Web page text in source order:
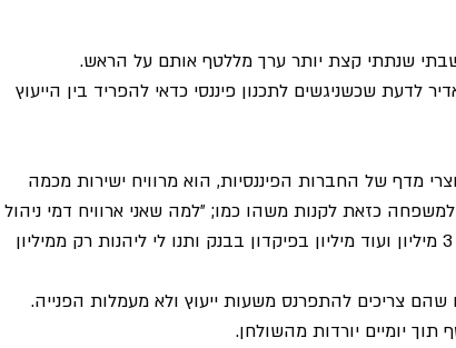
שנתתי קצת יותר ערך מללטף אותם על הראש.
לדעת שכשניגשים לתכנון פיננסי כדאי להפריד בין הייעוץ
מדף של החברות הפיננסיות, הוא מרוויח ישירות מכמה
כזאת לקנות משהו כמו; ״למה שאני ארוויח דמי ניהול
של 5 מיליון, תקנו שלושה נכסים עם הון עצמי של 3 מיליון ועוד מיליון בפיקדון בבנק ותנו לי ליהנות רק ממיליון
שהם צריכים להתפרנס משעות ייעוץ ולא מעמלות הפנייה.
יומיים יורדות מהשולחן.